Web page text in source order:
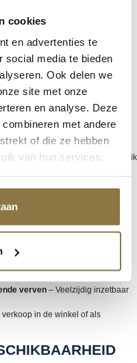
cookies
en advertenties te
social media te bieden
Ook delen we
site met onze
en analyse. Deze
met andere
of die ze hebben
van hun services.
–
VOOR
muurverfrollers essentieel. De
en duurzame materialen. Of je nu
uitvoert, met deze rollers bereik
SCHULLER
en stevige kernen voor
werken zonder strepen of
verven – Veelzijdig inzetbaar
verkoop in de winkel of als